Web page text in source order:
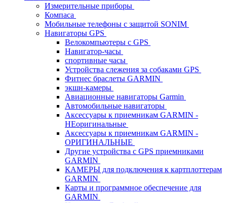
Измерительные приборы
Компаса
Мобильные телефоны с защитой SONIM
Навигаторы GPS
Велокомпьютеры с GPS
Навигатор-часы
спортивные часы
Устройства слежения за собаками GPS
Фитнес браслеты GARMIN
экшн-камеры
Авиационные навигаторы Garmin
Автомобильные навигаторы
Аксессуары к приемникам GARMIN -
НЕоригинальные
Аксессуары к приемникам GARMIN -
ОРИГИНАЛЬНЫЕ
Другие устройства с GPS приемниками
GARMIN
КАМЕРЫ для подключения к картплоттерам
GARMIN
Карты и программное обеспечение для
GARMIN